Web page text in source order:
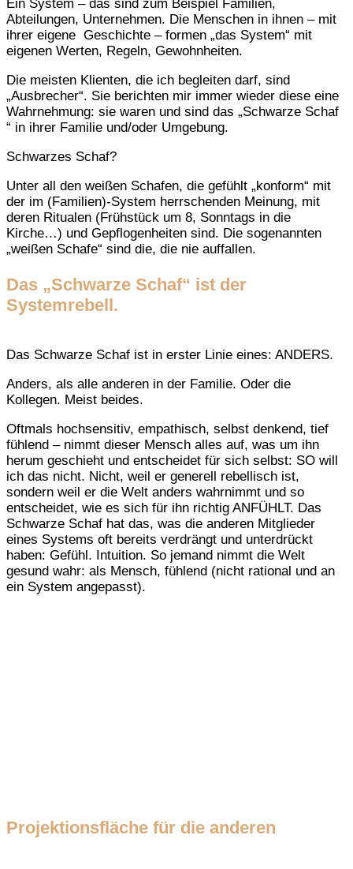
Ein System – das sind zum Beispiel Familien,
Abteilungen, Unternehmen. Die Menschen in ihnen – mit
ihrer eigene Geschichte – formen „das System“ mit
eigenen Werten, Regeln, Gewohnheiten.
Die meisten Klienten, die ich begleiten darf, sind
„Ausbrecher“. Sie berichten mir immer wieder diese eine
Wahrnehmung: sie waren und sind das „Schwarze Schaf
“ in ihrer Familie und/oder Umgebung.
Schwarzes Schaf?
Unter all den weißen Schafen, die gefühlt „konform“ mit
der im (Familien)-System herrschenden Meinung, mit
deren Ritualen (Frühstück um 8, Sonntags in die
Kirche…) und Gepflogenheiten sind. Die sogenannten
„weißen Schafe“ sind die, die nie auffallen.
Das „Schwarze Schaf“ ist der
Systemrebell.
Das Schwarze Schaf ist in erster Linie eines: ANDERS.
Anders, als alle anderen in der Familie. Oder die
Kollegen. Meist beides.
Oftmals hochsensitiv, empathisch, selbst denkend, tief
fühlend – nimmt dieser Mensch alles auf, was um ihn
herum geschieht und entscheidet für sich selbst: SO will
ich das nicht. Nicht, weil er generell rebellisch ist,
sondern weil er die Welt anders wahrnimmt und so
entscheidet, wie es sich für ihn richtig ANFÜHLT. Das
Schwarze Schaf hat das, was die anderen Mitglieder
eines Systems oft bereits verdrängt und unterdrückt
haben: Gefühl. Intuition. So jemand nimmt die Welt
gesund wahr: als Mensch, fühlend (nicht rational und an
ein System angepasst).
Projektionsfläche für die anderen